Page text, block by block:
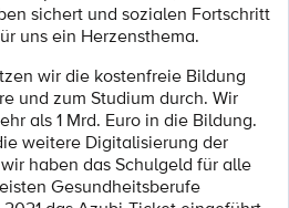
sichert und sozialen Fortschritt
uns ein Herzensthema.
wir die kostenfreie Bildung
und zum Studium durch. Wir
als 1 Mrd. Euro in die Bildung.
weitere Digitalisierung der
haben das Schulgeld für alle
Gesundheitsberufe